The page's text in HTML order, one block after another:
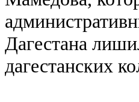
Дагестана
дагестанских